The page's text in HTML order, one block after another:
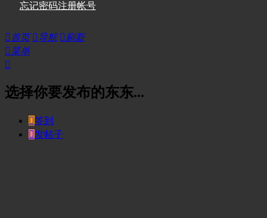
忘记密码注册帐号
 首页 导航  刷新
菜单

选择你要发布的东东...
签到
发帖子